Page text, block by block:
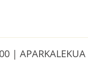
| APARKALEKUA